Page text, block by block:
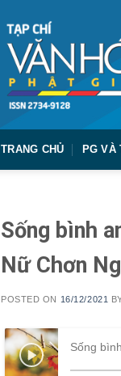
TRANG CHỦ PG VÀ
Sống bình
Nữ Chơn
POSTED ON 16/12/2021
Sống